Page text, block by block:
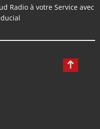
Radio à votre Service avec